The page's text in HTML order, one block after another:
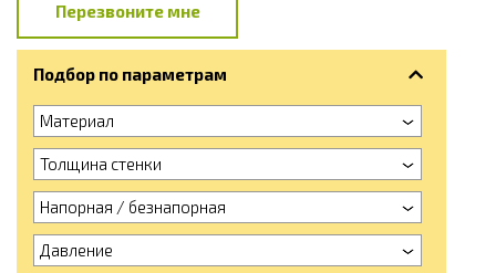
Перезвоните мне
Подбор по параметрам
Материал
Толщина стенки
Напорная / безнапорная
Давление